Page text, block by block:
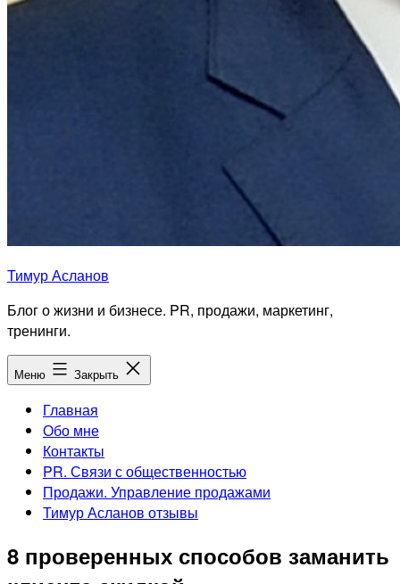
Тимур Асланов
Блог о жизни и бизнесе. PR, продажи, маркетинг,
тренинги.
Меню Закрыть
Главная
Обо мне
Контакты
PR. Связи с общественностью
Продажи. Управление продажами
Тимур Асланов отзывы
8 проверенных способов заманить